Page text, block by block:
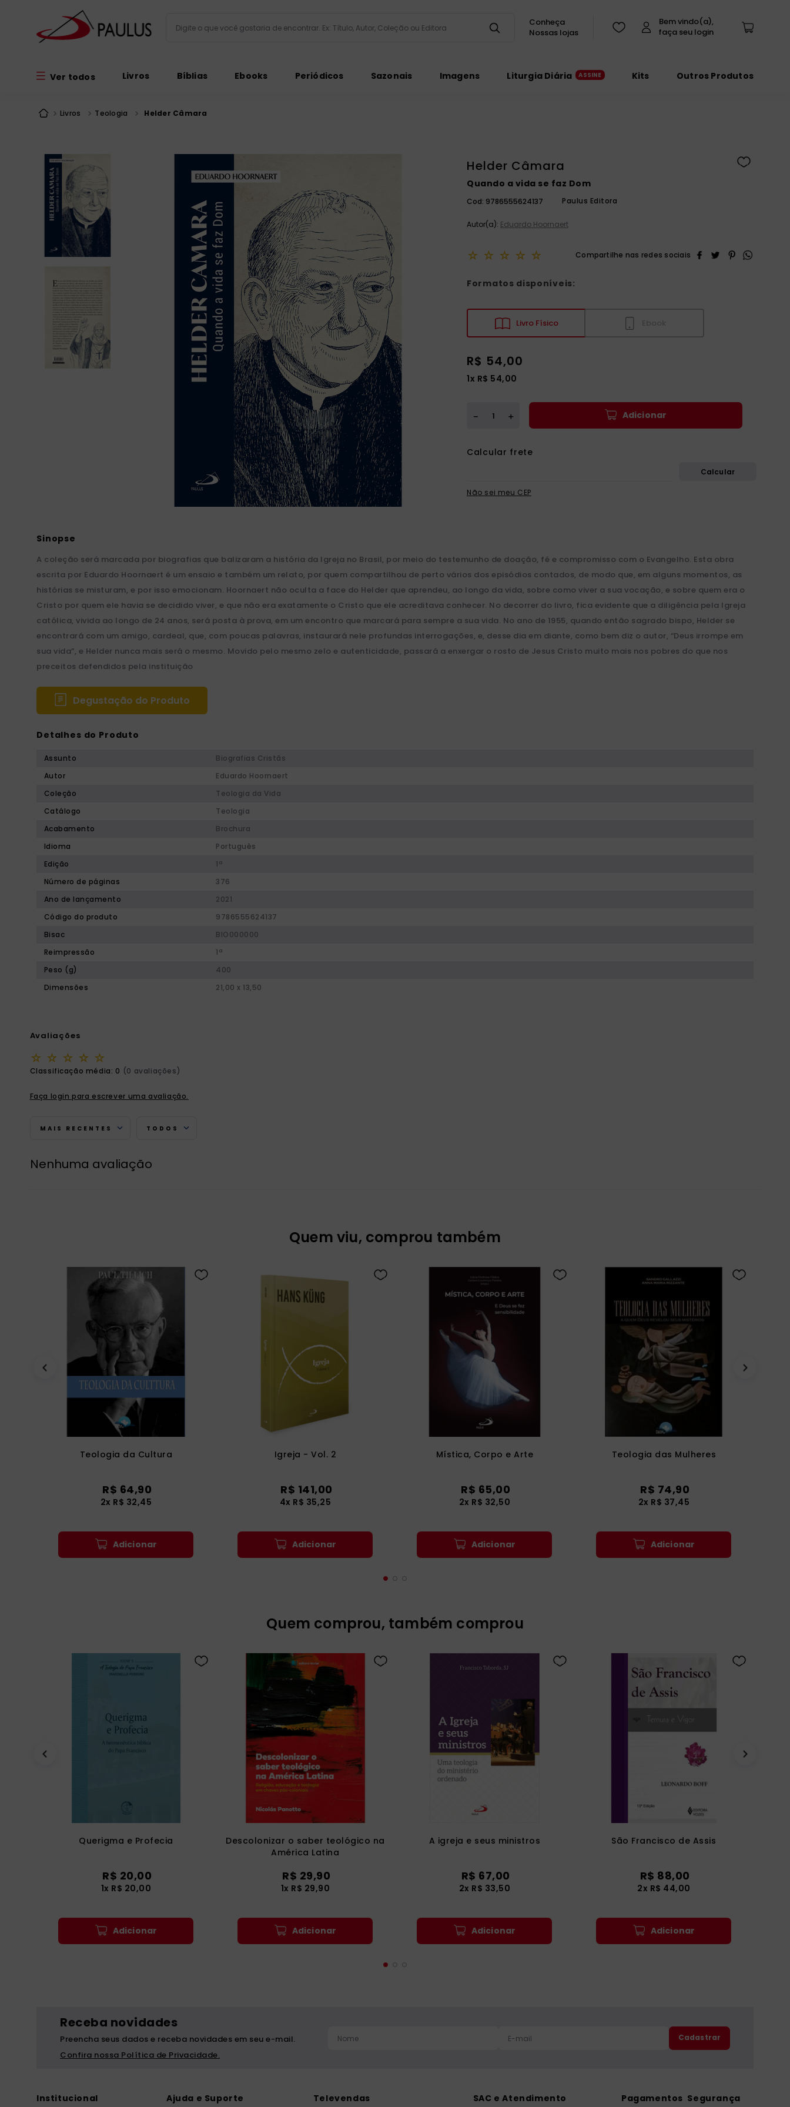
Conheça
Nossas lojas
Ver todos Livros Bíblias Ebooks Periódicos Sazonais Imagens Liturgia Diária Kits Outros Produtos
Livros Teologia Helder Câmara
Helder Câmara
Quando a vida se faz Dom
Cod: 9786555624137 Paulus Editora
Autor(a): Eduardo Hoornaert
☆ ☆ ☆ ☆ ☆
Formatos disponíveis:
Livro Físico
R$ 54,00
1x R$ 54,00
＋
－ Adicionar
Não sei meu CEP
A coleção será marcada por biografias que balizaram a história da Igreja no Brasil, por meio do testemunho de doação, fé e compromisso com o Evangelho. Esta obra
escrita por Eduardo Hoornaert é um ensaio e também um relato, por quem compartilhou de perto vários dos episódios contados, de modo que, em alguns momentos, as
histórias se misturam, e por isso emocionam. Hoornaert não oculta a face do Helder que aprendeu, ao longo da vida, sobre como viver a sua vocação, e sobre quem era o
Cristo por quem ele havia se decidido viver, e que não era exatamente o Cristo que ele acreditava conhecer. No decorrer do livro, fica evidente que a diligência pela Igreja
católica, vivida ao longo de 24 anos, será posta à prova, em um encontro que marcará para sempre a sua vida. No ano de 1955, quando então sagrado bispo, Helder se
encontrará com um amigo, cardeal, que, com poucas palavras, instaurará nele profundas interrogações, e, desse dia em diante, como bem diz o autor, “Deus irrompe em
sua vida”, e Helder nunca mais será o mesmo. Movido pelo mesmo zelo e autenticidade, passará a enxergar o rosto de Jesus Cristo muito mais nos pobres do que nos
preceitos defendidos pela instituição
Degustação do Produto
Detalhes do Produto
Assunto
Biografias Cristãs
Autor
Eduardo Hoornaert
Coleção
Teologia da Vida
Catálogo
Teologia
Acabamento
Brochura
Idioma
Português
Edição
1ª
Número de páginas
376
Ano de lançamento
2021
Código do produto
9786555624137
Bisac
BIO000000
Reimpressão
1ª
Peso (g)
400
Dimensões
21,00 x 13,50
Avaliações
☆ ☆ ☆ ☆ ☆
Classificação média: 0 (0 avaliações)
Faça login para escrever uma avaliação.
MAIS RECENTES TODOS
Nenhuma avaliação
Quem viu, comprou também
Teologia da Cultura
R$ 64,90
2x R$ 32,45
Adicionar
Igreja - Vol. 2
R$ 141,00
4x R$ 35,25
Adicionar
Mística, Corpo e Arte
R$ 65,00
2x R$ 32,50
Adicionar
Teologia das Mulheres
R$ 74,90
2x R$ 37,45
Adicionar
Quem comprou, também comprou
Querigma e Profecia
R$ 20,00
1x R$ 20,00
Adicionar
Descolonizar o saber teológico na
América Latina
R$ 29,90
1x R$ 29,90
Adicionar
A igreja e seus ministros
R$ 67,00
2x R$ 33,50
Adicionar
São Francisco de Assis
R$ 88,00
2x R$ 44,00
Adicionar
Receba novidades
Preencha seus dados e receba novidades em seu e-mail.
Confira nossa Política de Privacidade.
Cadastrar
Institucional Ajuda e Suporte Televendas SAC e Atendimento Pagamentos Segurança
º biblia pastoral
patristica
catequese
10º liturgia horas